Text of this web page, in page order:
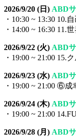
2026/9/20 (日) ABD
・10:30 ~ 13:30 10.
・14:00 ~ 16:30 11.
2026/9/22 (火) ABD
・19:00 ~ 21:00 15.
2026/9/23 (水) ABD
・19:00 ~ 21:00 ⑥
2026/9/24 (木) ABD
・19:00 ~ 21:00
2026/9/28 (月) ABD